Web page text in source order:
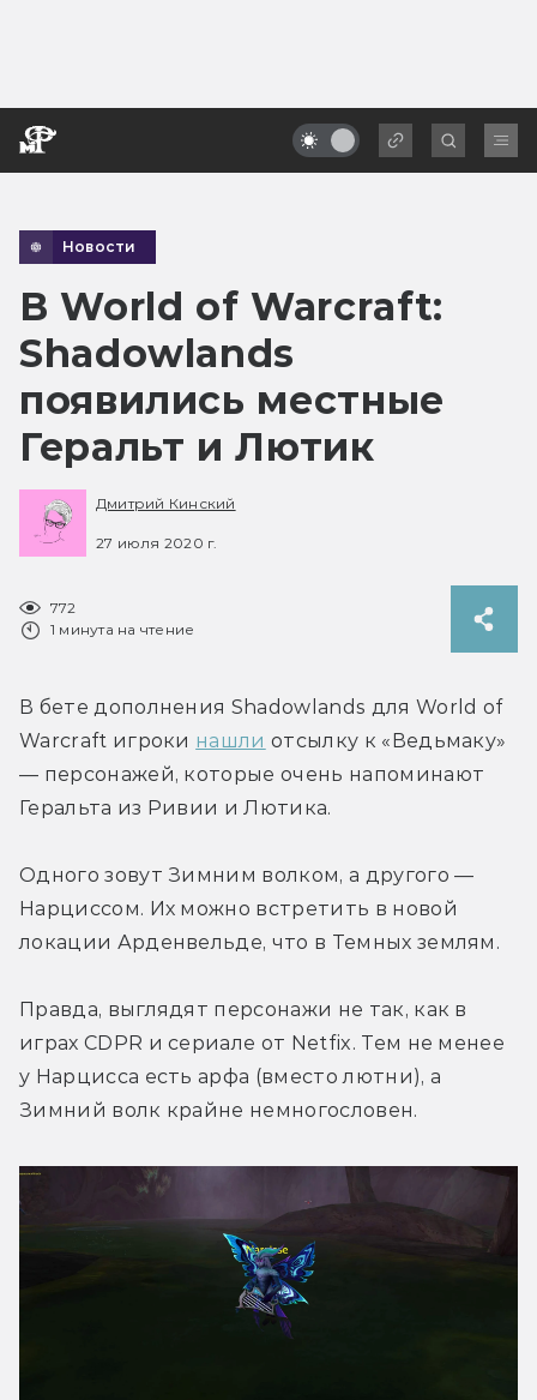
Новости
В World of Warcraft:
Shadowlands
появились местные
Геральт и Лютик
Дмитрий Кинский
27 июля 2020 г.
772
1 минута на чтение
В бете дополнения Shadowlands для World of
Warcraft игроки нашли отсылку к «Ведьмаку»
— персонажей, которые очень напоминают
Геральта из Ривии и Лютика.
Одного зовут Зимним волком, а другого —
Нарциссом. Их можно встретить в новой
локации Арденвельде, что в Темных землям.
Правда, выглядят персонажи не так, как в
играх CDPR и сериале от Netfix. Тем не менее
у Нарцисса есть арфа (вместо лютни), а
Зимний волк крайне немногословен.